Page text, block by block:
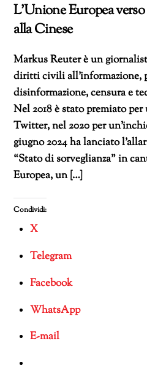
L’Unione Europea
alla Cinese
Markus Reuter è un
diritti civili all’informazione,
disinformazione, censura e
Nel 2018 è stato premiato
Twitter, nel 2020 per
giugno 2024 ha lanciato
“Stato di sorveglianza” in
Europea, un […]
Condividi:
X
Telegram
Facebook
WhatsApp
E-mail